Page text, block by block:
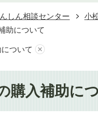
しん相談センター
小
助について
ついて
購入補助に